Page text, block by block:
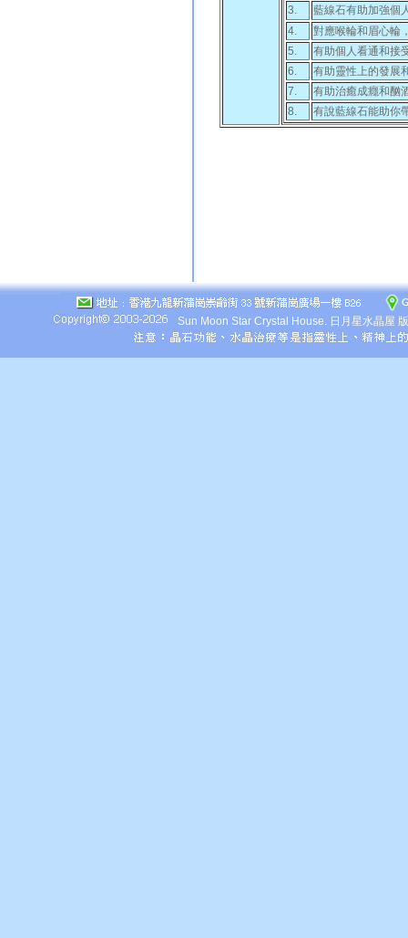
3.
藍線石有助加強個
4.
對應喉輪和眉心輪
5.
有助個人看通和接
6.
有助靈性上的發展
7.
有助治癒成癮和酗
8.
有說藍線石能助你
Sun Moon Star Crystal House. 日月星水晶屋